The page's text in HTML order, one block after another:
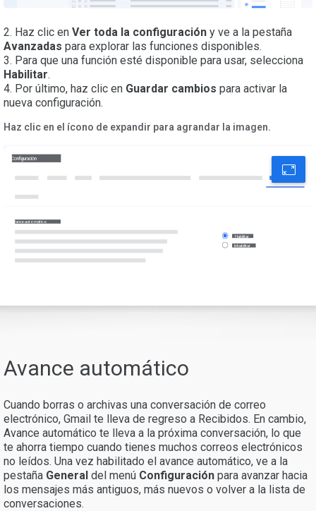
2. Haz clic en Ver toda la configuración y ve a la pestaña
Avanzadas para explorar las funciones disponibles.
3. Para que una función esté disponible para usar, selecciona
Habilitar.
4. Por último, haz clic en Guardar cambios para activar la
nueva configuración.
Haz clic en el ícono de expandir para agrandar la imagen.
Configuración
Avance automático
Habilitar
Inhabilitar
Avance automático
Cuando borras o archivas una conversación de correo
electrónico, Gmail te lleva de regreso a Recibidos. En cambio,
Avance automático te lleva a la próxima conversación, lo que
te ahorra tiempo cuando tienes muchos correos electrónicos
no leídos. Una vez habilitado el avance automático, ve a la
pestaña General del menú Configuración para avanzar hacia
los mensajes más antiguos, más nuevos o volver a la lista de
conversaciones.